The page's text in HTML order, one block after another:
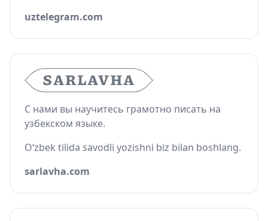
uztelegram.com
С нами вы научитесь грамотно писать на
узбекском языке.
O‘zbek tilida savodli yozishni biz bilan boshlang.
sarlavha.com